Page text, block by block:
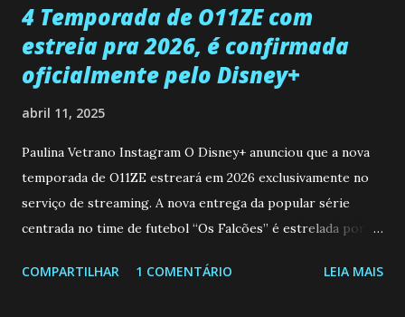
4 Temporada de O11ZE com
estreia pra 2026, é confirmada
oficialmente pelo Disney+
abril 11, 2025
Paulina Vetrano Instagram O Disney+ anunciou que a nova
temporada de O11ZE estreará em 2026 exclusivamente no
serviço de streaming. A nova entrega da popular série
centrada no time de futebol “Os Falcões” é estrelada por
Brum (Dedé), que voltam a interpretar seus personagens
COMPARTILHAR 1 COMENTÁRIO LEIA MAIS